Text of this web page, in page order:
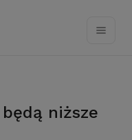
będą niższe